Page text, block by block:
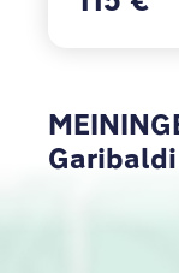
Garibaldi